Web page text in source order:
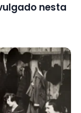
nesta